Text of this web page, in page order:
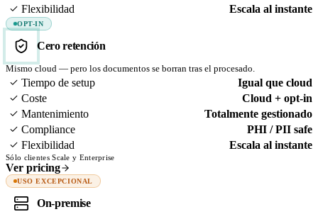
Flexibilidad
Escala al instante
OPT-IN
Cero retención
Mismo cloud — pero los documentos se borran tras el procesado.
Tiempo de setup
Igual que cloud
Coste
Cloud + opt-in
Mantenimiento
Totalmente gestionado
Compliance
PHI / PII safe
Flexibilidad
Escala al instante
Sólo clientes Scale y Enterprise
Ver pricing
USO EXCEPCIONAL
On-premise